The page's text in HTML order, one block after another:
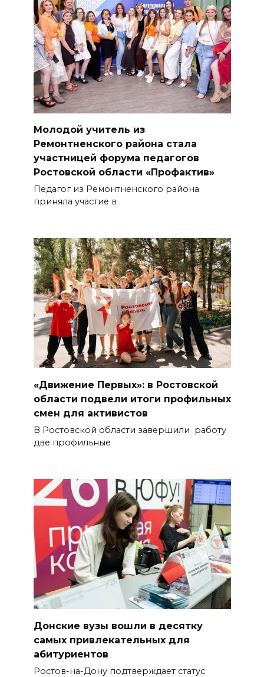
Молодой учитель из
Ремонтненского района стала
участницей форума педагогов
Ростовской области «Профактив»
Педагог из Ремонтненского района
приняла участие в
«Движение Первых»: в Ростовской
области подвели итоги профильных
смен для активистов
В Ростовской области завершили работу
две профильные
Донские вузы вошли в десятку
самых привлекательных для
абитуриентов
Ростов-на-Дону подтверждает статус